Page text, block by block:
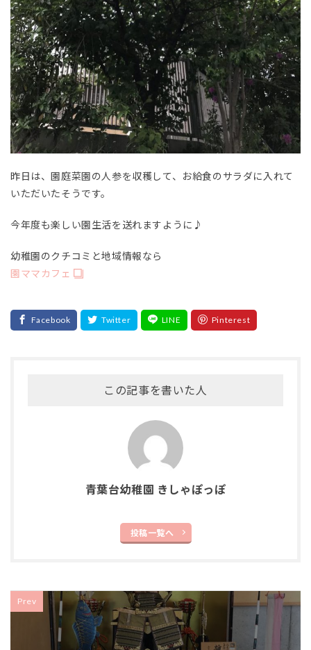
昨日は、園庭菜園の人参を収穫して、お給食のサラダに入れて
いただいたそうです。
今年度も楽しい園生活を送れますように♪
幼稚園のクチコミと地域情報なら
園ママカフェ
この記事を書いた人
青葉台幼稚園 きしゃぽっぽ
投稿一覧へ
Prev